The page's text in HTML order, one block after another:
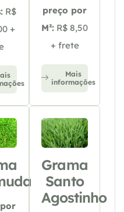
R$
+
preço por
M²: R$ 8,50
+ frete
Mais
informações
Grama
Santo
Agostinho